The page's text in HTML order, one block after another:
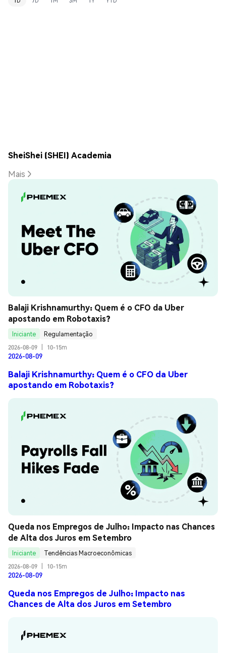
SheiShei (SHEI) Academia
Mais
Balaji Krishnamurthy: Quem é o CFO da Uber
apostando em Robotaxis?
Iniciante
Regulamentação
2026-08-09
10-15m
2026-08-09
Balaji Krishnamurthy: Quem é o CFO da Uber
apostando em Robotaxis?
Queda nos Empregos de Julho: Impacto nas Chances
de Alta dos Juros em Setembro
Iniciante
Tendências Macroeconômicas
2026-08-09
10-15m
2026-08-09
Queda nos Empregos de Julho: Impacto nas
Chances de Alta dos Juros em Setembro